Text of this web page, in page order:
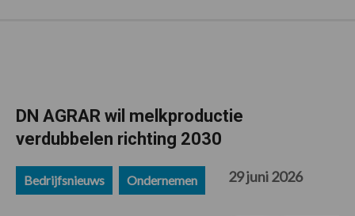
DN AGRAR wil melkproductie
verdubbelen richting 2030
Bedrijfsnieuws Ondernemen 29 juni 2026